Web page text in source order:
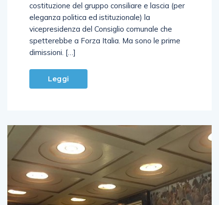
costituzione del gruppo consiliare e lascia (per
eleganza politica ed istituzionale) la
vicepresidenza del Consiglio comunale che
spetterebbe a Forza Italia. Ma sono le prime
dimissioni. […]
Leggi